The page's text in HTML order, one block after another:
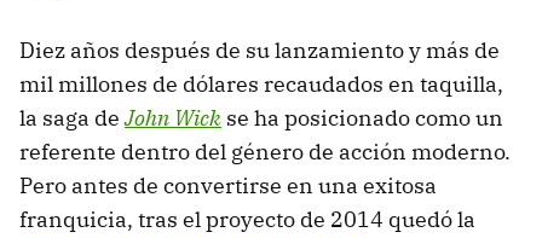
Diez años después de su lanzamiento y más de
mil millones de dólares recaudados en taquilla,
la saga de John Wick se ha posicionado como un
referente dentro del género de acción moderno.
Pero antes de convertirse en una exitosa
franquicia, tras el proyecto de 2014 quedó la